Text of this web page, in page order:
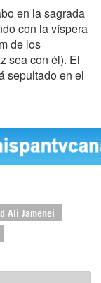
en la sagrada
con la víspera
de los
sea con él). El
sepultado en el
Ali Jamenei